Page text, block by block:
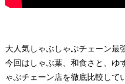
大人気しゃぶしゃぶチェーン最
今回はしゃぶ葉、和食さと、ゆ
ゃぶチェーン店を徹底比較して